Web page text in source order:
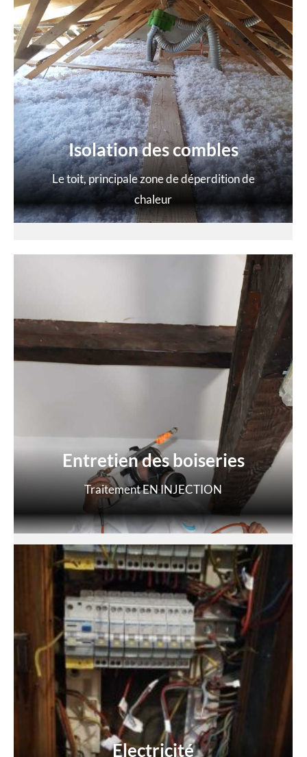
Isolation des combles
Le toit, principale zone de déperdition de
chaleur
Entretien des boiseries
Traitement EN INJECTION
Electricité